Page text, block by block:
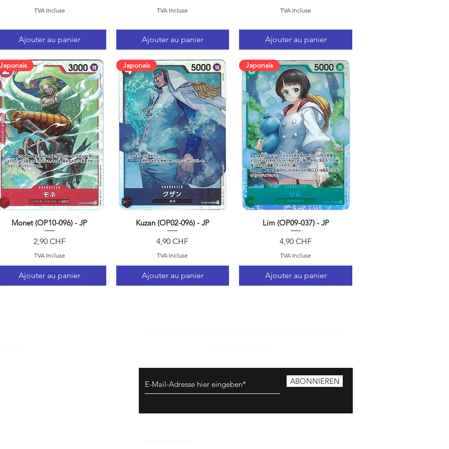
TVA Incluse
Ajouter au panier
TVA Incluse
Ajouter au panier
TVA Incluse
Ajouter au panier
Aperçu rapide
Japonais
Monet (OP10-096) - JP
Prix
2,90 CHF
TVA Incluse
Ajouter au panier
Aperçu rapide
Japonais
Kuzan (OP02-096) - JP
Prix
4,90 CHF
TVA Incluse
Ajouter au panier
Aperçu rapide
Japonais
Lim (OP09-037) - JP
Prix
4,90 CHF
TVA Incluse
Ajouter au panier
ABONNIEREN